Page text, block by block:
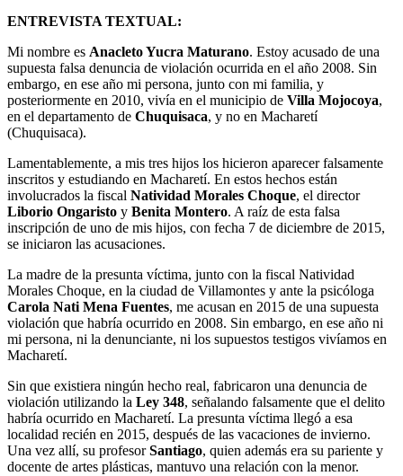
ENTREVISTA TEXTUAL:
Mi nombre es Anacleto Yucra Maturano. Estoy acusado de una
supuesta falsa denuncia de violación ocurrida en el año 2008. Sin
embargo, en ese año mi persona, junto con mi familia, y
posteriormente en 2010, vivía en el municipio de Villa Mojocoya,
en el departamento de Chuquisaca, y no en Macharetí
(Chuquisaca).
Lamentablemente, a mis tres hijos los hicieron aparecer falsamente
inscritos y estudiando en Macharetí. En estos hechos están
involucrados la fiscal Natividad Morales Choque, el director
Liborio Ongaristo y Benita Montero. A raíz de esta falsa
inscripción de uno de mis hijos, con fecha 7 de diciembre de 2015,
se iniciaron las acusaciones.
La madre de la presunta víctima, junto con la fiscal Natividad
Morales Choque, en la ciudad de Villamontes y ante la psicóloga
Carola Nati Mena Fuentes, me acusan en 2015 de una supuesta
violación que habría ocurrido en 2008. Sin embargo, en ese año ni
mi persona, ni la denunciante, ni los supuestos testigos vivíamos en
Macharetí.
Sin que existiera ningún hecho real, fabricaron una denuncia de
violación utilizando la Ley 348, señalando falsamente que el delito
habría ocurrido en Macharetí. La presunta víctima llegó a esa
localidad recién en 2015, después de las vacaciones de invierno.
Una vez allí, su profesorSantiago, quien además era su pariente y
docente de artes plásticas, mantuvo una relación con la menor.